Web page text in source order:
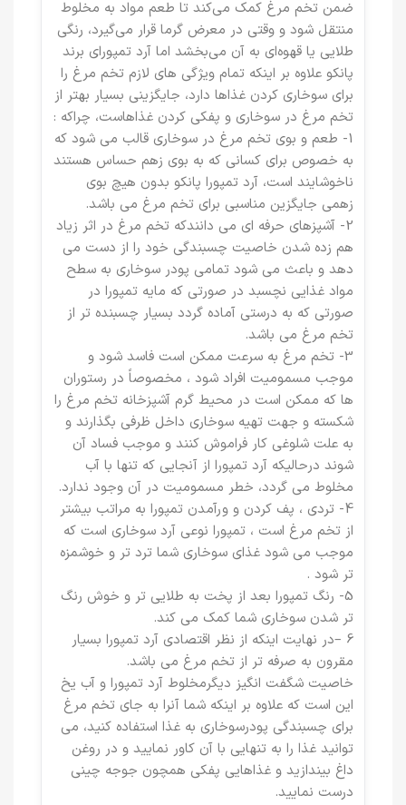
ضمن تخم مرغ‌ کمک می‌کند تا طعم مواد به مخلوط
منتقل شود و وقتی در معرض گرما قرار می‌گیرد، رنگی
طلایی یا قهوه‌ای به آن می‌بخشد اما آرد تمپورای برند
پانکو علاوه بر اینکه تمام ویژگی های لازم تخم مرغ را
برای سوخاری کردن غذاها دارد، جایگزینی بسیار بهتر از
تخم مرغ در سوخاری و پفکی کردن غذاهاست، چراکه :
1- طعم و بوی تخم مرغ در سوخاری قالب می شود که
به خصوص برای کسانی که به بوی زهم حساس هستند
ناخوشایند است، آرد تمپورا پانکو بدون هیچ بوی
زهمی جایگزین مناسبی برای تخم مرغ می باشد.
2- آشپزهای حرفه ای می دانندکه تخم مرغ در اثر زیاد
هم زده شدن خاصیت چسبندگی خود را از دست می
دهد و باعث می شود تمامی پودر سوخاری به سطح
مواد غذایی نچسبد در صورتی که مایه تمپورا در
صورتی که به درستی آماده گردد بسیار چسبنده تر از
تخم مرغ می باشد.
3- تخم مرغ به سرعت ممکن است فاسد شود و
موجب مسمومیت افراد شود ، مخصوصاً در رستوران
ها که ممکن است در محیط گرم آشپزخانه تخم مرغ را
شکسته و جهت تهیه سوخاری داخل ظرفی بگذارند و
به علت شلوغی کار فراموش کنند و موجب فساد آن
شوند درحالیکه آرد تمپورا از آنجایی که تنها با آب
مخلوط می گردد، خطر مسمومیت در آن وجود ندارد.
4- تردی ، پف کردن و ورآمدن تمپورا به مراتب بیشتر
از تخم مرغ است ، تمپورا نوعی آرد سوخاری است که
موجب می شود غذای سوخاری شما ترد تر و خوشمزه
تر شود .
5- رنگ تمپورا بعد از پخت به طلایی تر و خوش رنگ
تر شدن سوخاری شما کمک می کند.
6 –در نهایت اینکه از نظر اقتصادی آرد تمپورا بسیار
مقرون به صرفه تر از تخم مرغ می باشد.
خاصیت شگفت انگیز دیگرمخلوط آرد تمپورا و آب یخ
این است که علاوه بر اینکه شما آنرا به جای تخم مرغ
برای چسبندگی پودرسوخاری به غذا استفاده کنید، می
توانید غذا را به تنهایی با آن کاور نمایید و در روغن
داغ بیندازید و غذاهایی پفکی همچون جوجه چینی
درست نمایید.​​​​​​​